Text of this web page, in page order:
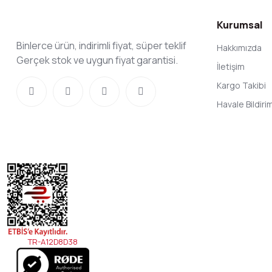
Binlerce ürün, indirimli fiyat, süper teklif
Gerçek stok ve uygun fiyat garantisi.
Kurumsal
Hakkımızda
İletişim
Kargo Takibi
Havale
TR-A12D8D38